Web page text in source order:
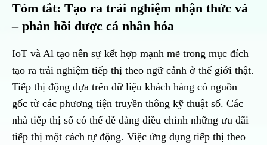
Tóm tắt: Tạo ra trải nghiệm nhận thức và
– phản hồi được cá nhân hóa
IoT và Al tạo nên sự kết hợp mạnh mẽ trong mục đích
tạo ra trải nghiệm tiếp thị theo ngữ cảnh ở thế giới thật.
Tiếp thị động dựa trên dữ liệu khách hàng có nguồn
gốc từ các phương tiện truyền thông kỹ thuật số. Các
nhà tiếp thị số có thể dễ dàng điều chỉnh những ưu đãi
tiếp thị một cách tự động. Việc ứng dụng tiếp thị theo